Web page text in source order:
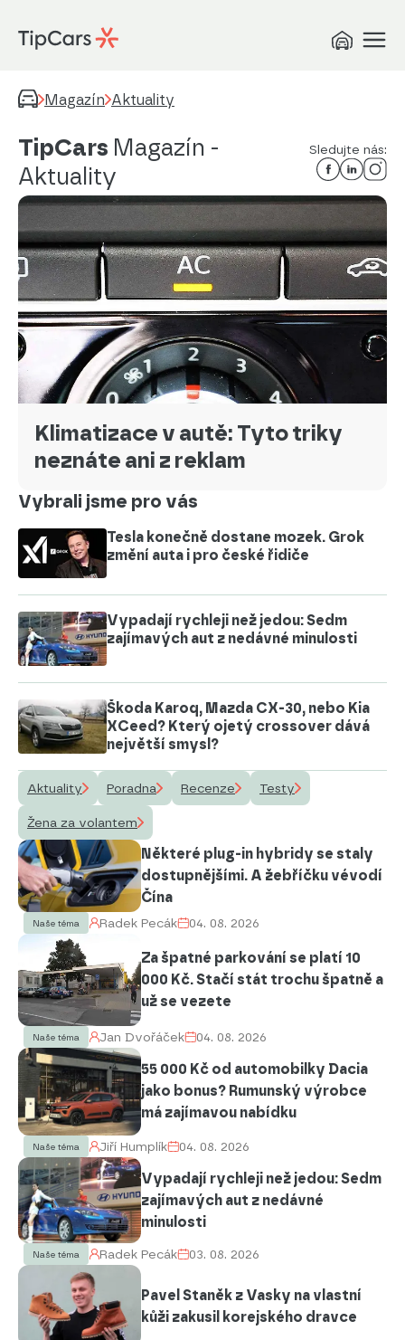
Magazín Aktuality
TipCars Magazín -
Aktuality
Sledujte nás:
Klimatizace v autě: Tyto triky
neznáte ani z reklam
Vybrali jsme pro vás
Tesla konečně dostane mozek. Grok
změní auta i pro české řidiče
Vypadají rychleji než jedou: Sedm
zajímavých aut z nedávné minulosti
Škoda Karoq, Mazda CX-30, nebo Kia
XCeed? Který ojetý crossover dává
největší smysl?
Aktuality Poradna Recenze Testy
Žena za volantem
Některé plug-in hybridy se staly
dostupnějšími. A žebříčku vévodí
Čína
Naše téma Radek Pecák 04. 08. 2026
Za špatné parkování se platí 10
000 Kč. Stačí stát trochu špatně a
už se vezete
Naše téma Jan Dvořáček 04. 08. 2026
55 000 Kč od automobilky Dacia
jako bonus? Rumunský výrobce
má zajímavou nabídku
Naše téma Jiří Humplík 04. 08. 2026
Vypadají rychleji než jedou: Sedm
zajímavých aut z nedávné
minulosti
Naše téma Radek Pecák 03. 08. 2026
Pavel Staněk z Vasky na vlastní
kůži zakusil korejského dravce